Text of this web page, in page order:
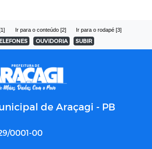
Ir para o conteúdo [2] Ir para o rodapé [3]
OUVIDORIA SUBIR
de Araçagi - PB
0001-00